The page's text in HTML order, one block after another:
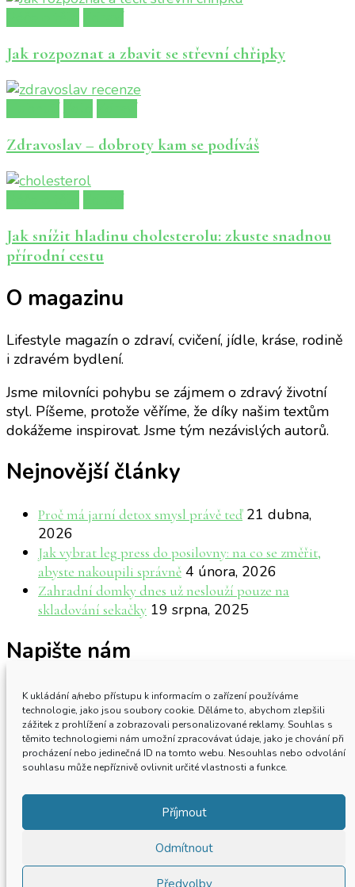
K ukládání a/nebo přístupu k informacím o zařízení používáme
technologie, jako jsou soubory cookie. Děláme to, abychom zlepšili
zážitek z prohlížení a zobrazovali personalizované reklamy. Souhlas s
těmito technologiemi nám umožní zpracovávat údaje, jako je chování při
procházení nebo jedinečná ID na tomto webu. Nesouhlas nebo odvolání
souhlasu může nepříznivě ovlivnit určité vlastnosti a funkce.
Příjmout
Odmítnout
Předvolby
Jak rozpoznat a zbavit se střevní chřipky
Zdravoslav – dobroty kam se podíváš
Jak snížit hladinu cholesterolu: zkuste snadnou
přírodní cestu
O magazinu
Lifestyle magazín o zdraví, cvičení, jídle, kráse, rodině
i zdravém bydlení.
Jsme milovníci pohybu se zájmem o zdravý životní
styl. Píšeme, protože věříme, že díky našim textům
dokážeme inspirovat. Jsme tým nezávislých autorů.
Nejnovější články
Proč má jarní detox smysl právě teď 21 dubna,
2026
Jak vybrat leg press do posilovny: na co se změřit,
abyste nakoupili správně 4 února, 2026
Zahradní domky dnes už neslouží pouze na
skladování sekačky 19 srpna, 2025
Napište nám
Máte podněty k obsahu nebo máte zájem o
spolupráci? Neváhejte náskontaktovat.
Blossom Pin | vyvinutý